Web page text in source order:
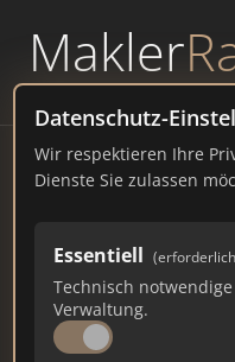
Makler
powered byWAVEPOINT
Datenschutz-
Wir respektieren Ihre
Dienste Sie zulassen
Essentiell
Technisch
Verwaltung.
–
BAYERN 7.515 EINWOHNER
69 471